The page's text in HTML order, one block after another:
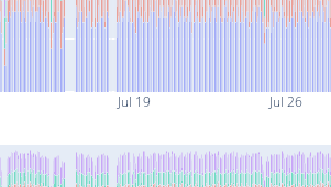
Jul 19 Jul 26